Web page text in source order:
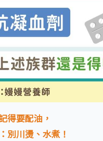
得要配油，
別川燙、水煮！